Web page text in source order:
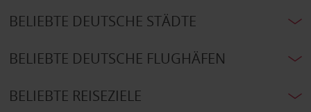
BELIEBTE DEUTSCHE STÄDTE
BELIEBTE DEUTSCHE FLUGHÄFEN
BELIEBTE REISEZIELE